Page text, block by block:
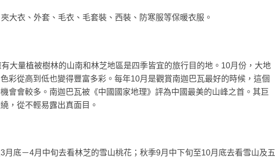
大衣、外套、毛衣、毛套裝、西裝、防寒服等保暖衣服。
大量植被樹林的山南和林芝地區是四季皆宜的旅行目的地。10月份，大地
彩從高到低也變得豐富多彩。每年10月是觀賞南迦巴瓦最好的時候，這個
會會較多。南迦巴瓦被《中國國家地理》評為中國最美的山峰之首。其巨
，從不輕易露出真面目。
月底－4月中旬去看林芝的雪山桃花；秋季9月中下旬至10月底去看雪山及五